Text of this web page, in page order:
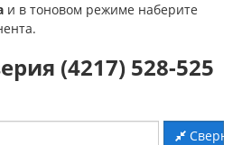
и в тоновом режиме наберите
(4217) 528-525